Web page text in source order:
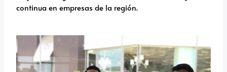
continua en empresas de la región.